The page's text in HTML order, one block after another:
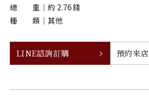
總 重
約 2.76 錢
種 類
其他
LINE諮詢訂購 預約來店